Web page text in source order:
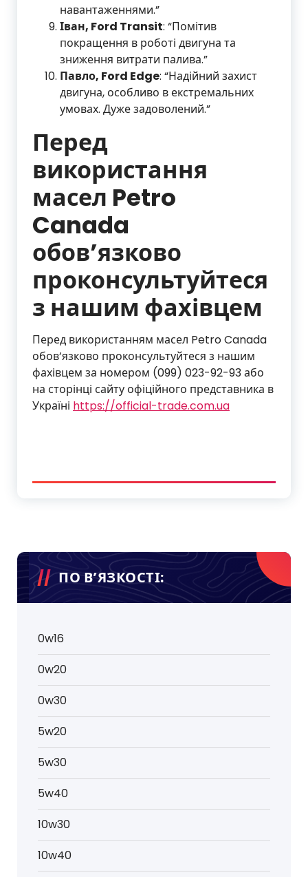
навантаженнями.”
Іван, Ford Transit: “Помітив
покращення в роботі двигуна та
зниження витрати палива.”
Павло, Ford Edge: “Надійний захист
двигуна, особливо в екстремальних
умовах. Дуже задоволений.”
Перед
використання
масел Petro
Canada
обов’язково
проконсультуйтеся
з нашим фахівцем
Перед використанням масел Petro Canada
обов’язково проконсультуйтеся з нашим
фахівцем за номером (099) 023-92-93 або
на сторінці сайту офіційного представника в
Україні https://official-trade.com.ua
ПО В’ЯЗКОСТІ:
0w16
0w20
0w30
5w20
5w30
5w40
10w30
10w40